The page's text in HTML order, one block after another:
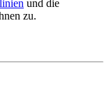
und die
zu.